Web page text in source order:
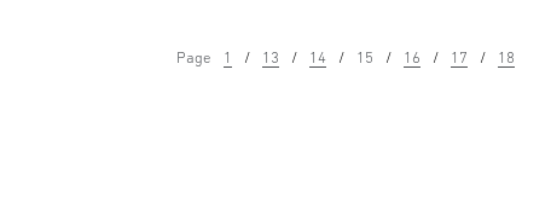
Page 1 13 14 15 16 17 18